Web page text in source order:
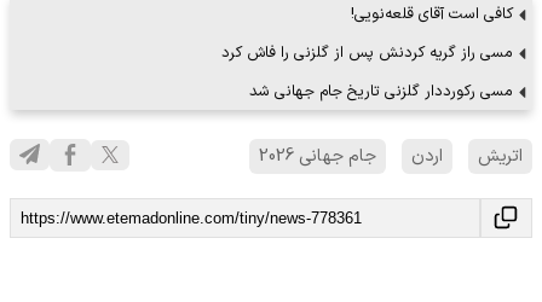
کافی است آقای قلعه‌نویی!
مسی راز گریه کردنش پس از گلزنی را فاش کرد
مسی رکورددار گلزنی تاریخ جام جهانی شد
اتریش اردن جام جهانی 2026